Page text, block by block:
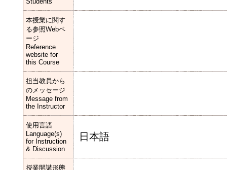
本授業に関す
る参照Webペ
ージ
Reference
website for
this Course
担当教員から
のメッセージ
Message from
the Instructor
使用言語
Language(s)
for Instruction
& Discussion
日本語
授業開講形態